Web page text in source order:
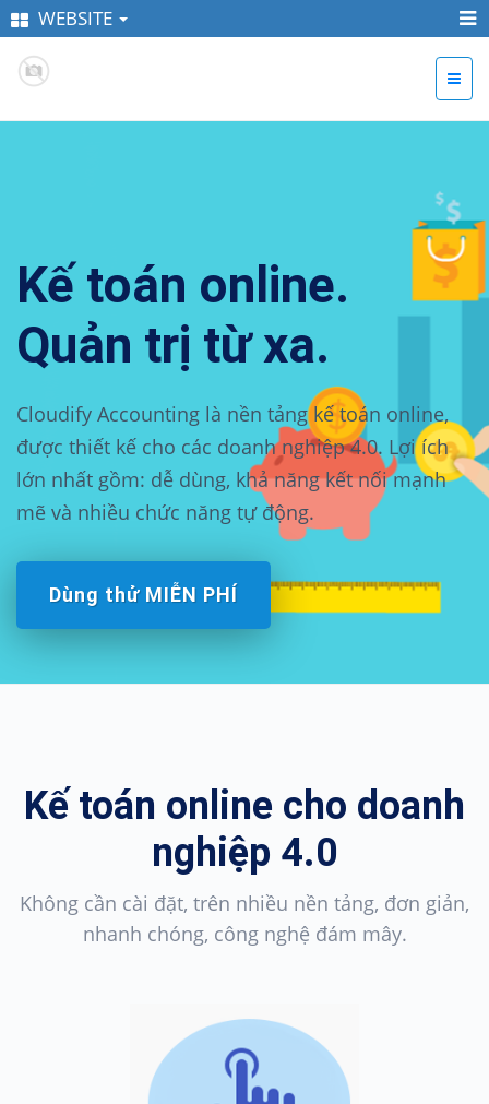
WEBSITE
Kế toán online.
Quản trị từ xa.
Cloudify Accounting là nền tảng kế toán online,
được thiết kế cho các doanh nghiệp 4.0. Lợi ích
lớn nhất gồm: dễ dùng, khả năng kết nối mạnh
mẽ và nhiều chức năng tự động.
Dùng thử MIỄN PHÍ
Kế toán online cho doanh
nghiệp 4.0
Không cần cài đặt, trên nhiều nền tảng, đơn giản,
nhanh chóng, công nghệ đám mây.